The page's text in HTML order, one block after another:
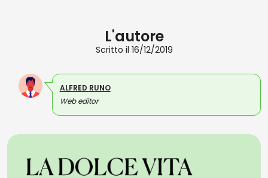
L'autore
Scritto il 16/12/2019
ALFRED RUNO
Web editor